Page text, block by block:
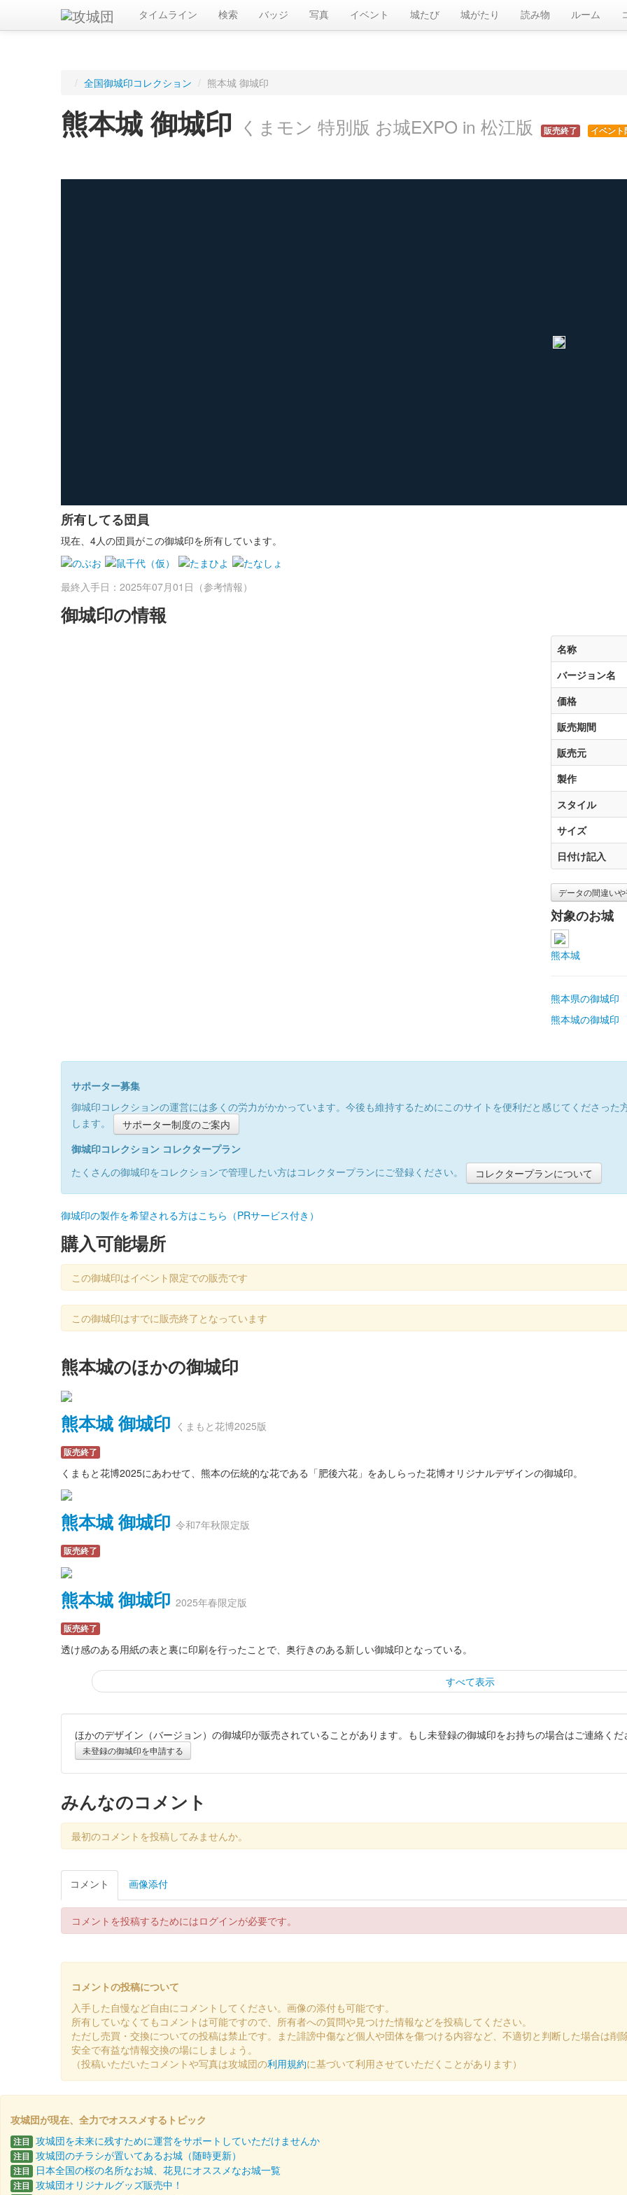
タイムライン 検索 バッジ 写真 イベント 城たび 城がたり 読み物 ルーム
/ 全国御城印コレクション / 熊本城 御城印
熊本城 御城印 くまモン 特別版 お城EXPO in 松江版 販売終了 イベント
所有してる団員
現在、4人の団員がこの御城印を所有しています。
最終入手日：2025年07月01日（参考情報）
御城印の情報
名称
バージョン名
価格
販売期間
販売元
製作
スタイル
サイズ
日付け記入
データの間違い
対象のお城
熊本城
熊本県の御城印
熊本城の御城印
サポーター募集
御城印コレクションの運営には多くの労力がかかっています。今後も維持するためにこのサイトを便利だと感じてくださっ
します。
サポーター制度のご案内
御城印コレクション コレクタープラン
たくさんの御城印をコレクションで管理したい方はコレクタープランにご登録ください。
コレクタープランについて
御城印の製作を希望される方はこちら（PRサービス付き）
購入可能場所
この御城印はイベント限定での販売です
この御城印はすでに販売終了となっています
熊本城のほかの御城印
熊本城 御城印 くまもと花博2025版
販売終了
くまもと花博2025にあわせて、熊本の伝統的な花である「肥後六花」をあしらった花博オリジナルデザインの御城印。
熊本城 御城印 令和7年秋限定版
販売終了
熊本城 御城印 2025年春限定版
販売終了
透け感のある用紙の表と裏に印刷を行ったことで、奥行きのある新しい御城印となっている。
すべて表示
熊本城 御城印 正月限定版 新春御城印2025
販売終了
熊本城 御城印 お城EXPO 2024限定版
販売終了
2024年12月21、22日に開催されたお城EXPO2024の熊本城のブースにて販売された御城印。1000枚限定
熊本城 御城印 2024年秋限定デザイン 熊本城と銀杏
熊本城 御城印
販売終了
今年の「秋のくまもとお城まつり 城あかり」の大きな見どころのひとつでもある、日本最大級の人工雲海を出現させ、荘厳で
城印。
熊本城 御城印 熊本城×オシロボッツ コラボ限定版 第二弾
販売終了
第47回火の国まつりにてオシロボッツ×熊本城がコラボした御城印が販売された。
ほかのデザイン（バージョン）の御城印が販売されていることがあります。もし未登録の御城印をお持ちの場合はご連絡くだ
未登録の御城印を申請する
みんなのコメント
最初のコメントを投稿してみませんか。
コメント 画像添付
コメントを投稿するためにはログインが必要です。
コメントの投稿について
入手した自慢など自由にコメントしてください。画像の添付も可能です。
所有していなくてもコメントは可能ですので、所有者への質問や見つけた情報などを投稿してください。
ただし売買・交換についての投稿は禁止です。また誹謗中傷など個人や団体を傷つける内容など、不適切と判断した場合は削
安全で有益な情報交換の場にしましょう。
（投稿いただいたコメントや写真は攻城団の利用規約に基づいて利用させていただくことがあります）
攻城団が現在、全力でオススメするトピック
注目 攻城団を未来に残すために運営をサポートしていただけませんか
注目 攻城団のチラシが置いてあるお城（随時更新）
注目 日本全国の桜の名所なお城、花見にオススメなお城一覧
注目 攻城団オリジナルグッズ販売中！